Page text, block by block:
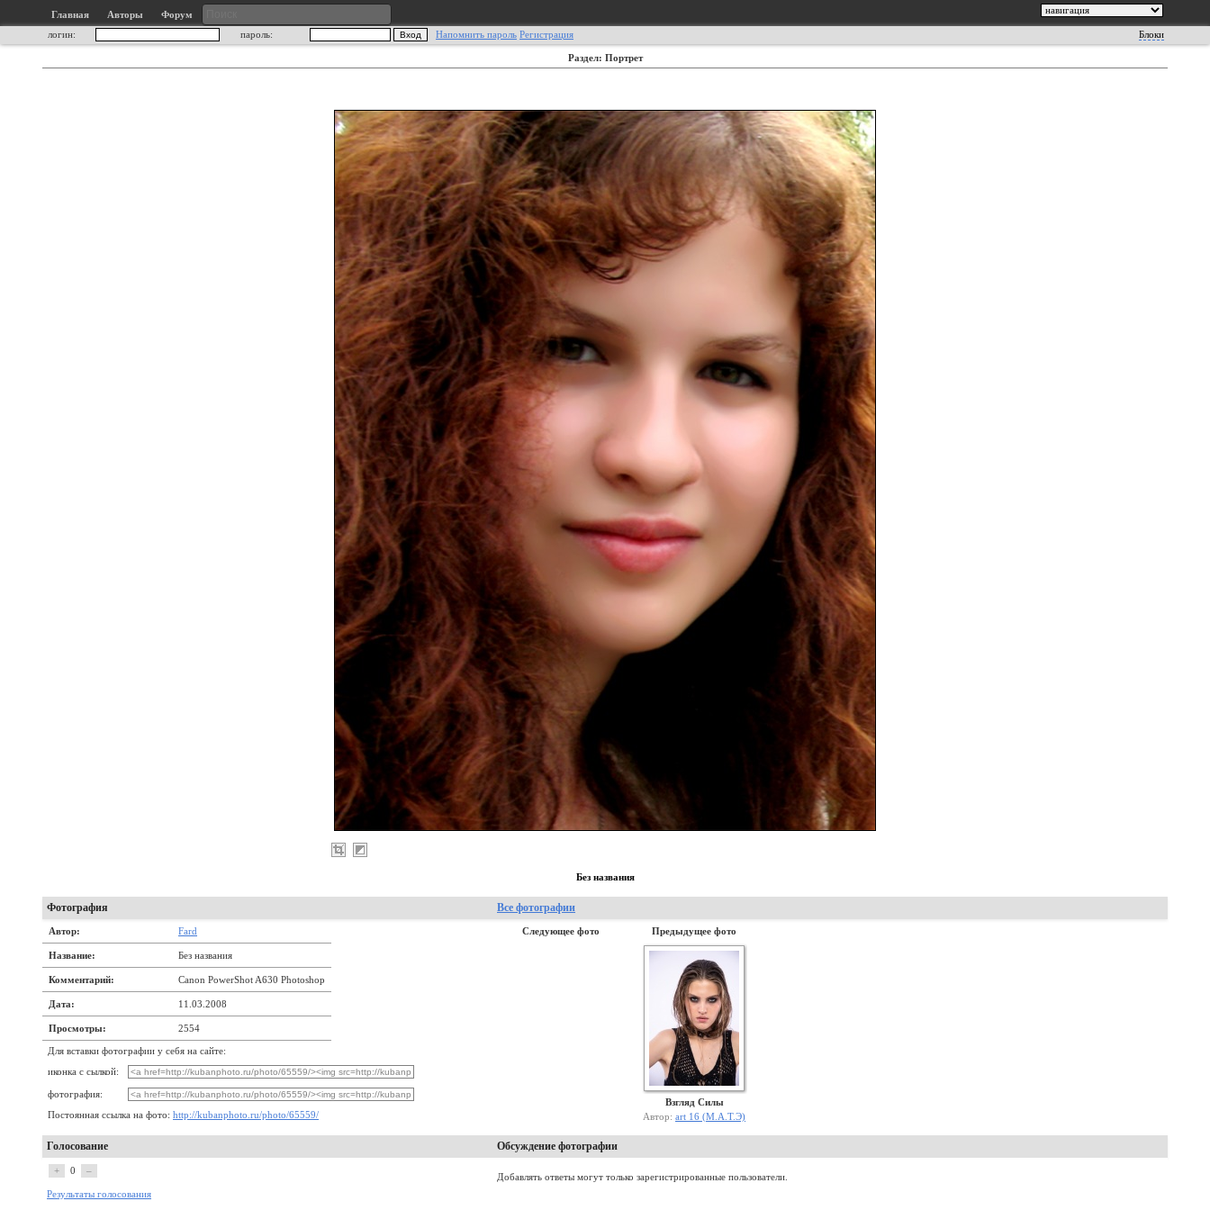
Главная Авторы
Форум
логин:
пароль: Напомнить пароль Регистрация Блоки
Раздел: Портрет
Без названия
Фотография Все фотографии
Автор: Fard
Название: Без названия
Комментарий: Canon PowerShot A630 Photoshop
Дата: 11.03.2008
Просмотры: 2554
Для вставки фотографии у себя на сайте:
иконка с сылкой:
фотография:
Постоянная ссылка на фото: http://kubanphoto.ru/photo/65559/
Следующее фото Предыдущее фото
Взгляд Силы
Автор: art 16 (М.А.Т.Э)
Голосование Обсуждение фотографии
+ 0 –
Результаты голосования
Добавлять ответы могут только зарегистрированные пользователи.